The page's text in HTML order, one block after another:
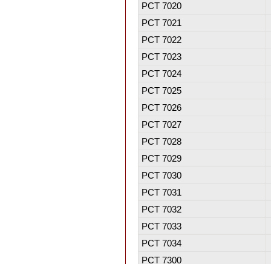
PCT 7020
PCT 7021
PCT 7022
PCT 7023
PCT 7024
PCT 7025
PCT 7026
PCT 7027
PCT 7028
PCT 7029
PCT 7030
PCT 7031
PCT 7032
PCT 7033
PCT 7034
PCT 7300